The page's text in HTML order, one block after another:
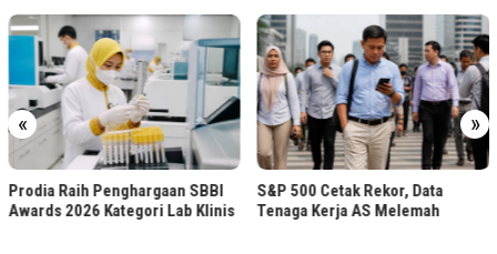
« »
S&P 500 Cetak Rekor, Data
Tenaga Kerja AS Melemah
Prodia Raih Predikat
Indonesia Original Brand